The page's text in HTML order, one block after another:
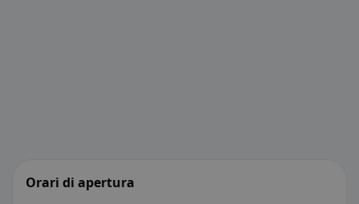
Orari di apertura